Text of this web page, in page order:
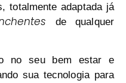
totalmente adaptada já
de qualquer
no seu bem estar e
sua tecnologia para